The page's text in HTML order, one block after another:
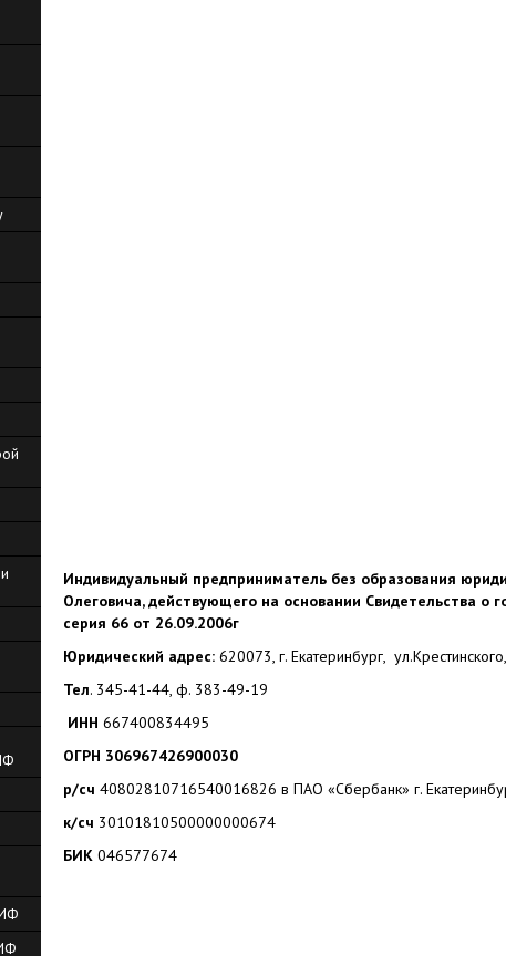
Индивидуальный предприниматель без образования
Олеговича, действующего на основании Свидетельства о
серия 66 от 26.09.2006г
Юридический адрес: 620073, г. Екатеринбург,
Тел. 345-41-44, ф. 383-49-19
ИНН 667400834495
ОГРН 306967426900030
р/сч 40802810716540016826 в ПАО «Сбербанк» г.
к/сч 30101810500000000674
БИК 046577674